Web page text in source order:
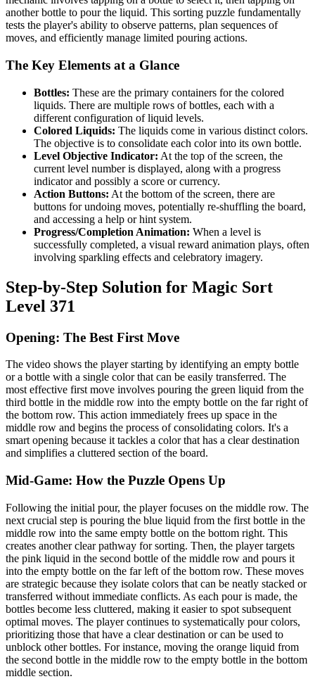
another bottle to pour the liquid. This sorting puzzle fundamentally
tests the player's ability to observe patterns, plan sequences of
moves, and efficiently manage limited pouring actions.
The Key Elements at a Glance
Bottles: These are the primary containers for the colored
liquids. There are multiple rows of bottles, each with a
different configuration of liquid levels.
Colored Liquids: The liquids come in various distinct colors.
The objective is to consolidate each color into its own bottle.
Level Objective Indicator: At the top of the screen, the
current level number is displayed, along with a progress
indicator and possibly a score or currency.
Action Buttons: At the bottom of the screen, there are
buttons for undoing moves, potentially re-shuffling the board,
and accessing a help or hint system.
Progress/Completion Animation: When a level is
successfully completed, a visual reward animation plays, often
involving sparkling effects and celebratory imagery.
Step-by-Step Solution for Magic Sort
Level 371
Opening: The Best First Move
The video shows the player starting by identifying an empty bottle
or a bottle with a single color that can be easily transferred. The
most effective first move involves pouring the green liquid from the
third bottle in the middle row into the empty bottle on the far right of
the bottom row. This action immediately frees up space in the
middle row and begins the process of consolidating colors. It's a
smart opening because it tackles a color that has a clear destination
and simplifies a cluttered section of the board.
Mid-Game: How the Puzzle Opens Up
Following the initial pour, the player focuses on the middle row. The
next crucial step is pouring the blue liquid from the first bottle in the
middle row into the same empty bottle on the bottom right. This
creates another clear pathway for sorting. Then, the player targets
the pink liquid in the second bottle of the middle row and pours it
into the empty bottle on the far left of the bottom row. These moves
are strategic because they isolate colors that can be neatly stacked or
transferred without immediate conflicts. As each pour is made, the
bottles become less cluttered, making it easier to spot subsequent
optimal moves. The player continues to systematically pour colors,
prioritizing those that have a clear destination or can be used to
unblock other bottles. For instance, moving the orange liquid from
the second bottle in the middle row to the empty bottle in the bottom
middle section.